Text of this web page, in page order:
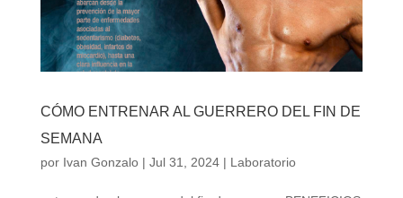
CÓMO ENTRENAR AL GUERRERO DEL FIN DE
SEMANA
por Ivan Gonzalo| Jul 31, 2024| Laboratorio